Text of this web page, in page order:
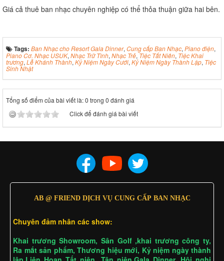
Giá cả thuê ban nhạc chuyên nghiệp có thể thỏa thuận giữa hai bên.
Tags: Ban Nhạc cho Resort Gala Dinner, Cung cấp Ban Nhạc, Piano điện,
Piano Cơ. Nhạc USUK, Nhạc Trữ Tình, Nhạc Trẻ,Tiệc Tất Niên, Tiệc Khai
trương, Lễ Khánh Thành, Kỷ Niệm Ngày Cưới, Kỷ Niệm Ngày Thành Lập, Tiệc
Sinh Nhật
Tổng số điểm của bài viết là: 0 trong 0 đánh giá
Click để đánh giá bài viết
AB @ FRIEND DỊCH VỤ CUNG CẤP BAN NHẠC
Chuyên đảm nhân các show:
Khai trương Showroom, Sân Golf ,khai trương công ty,
Ra mắt sản phẩm, Thương hiệu mới, Kỷ niệm ngày thành